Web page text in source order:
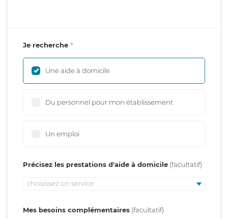
Je recherche
Une aide à domicile
Du personnel pour mon établissement
Un emploi
Précisez les prestations d'aide à domicile
choisissez un service
Mes besoins complémentaires